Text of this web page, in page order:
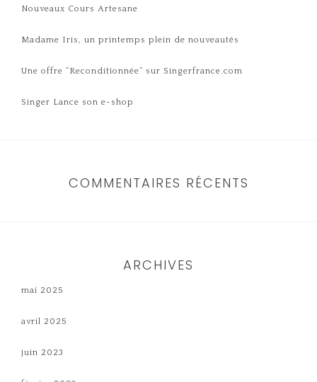
Nouveaux Cours Artesane
Madame Iris, un printemps plein de nouveautés
Une offre “Reconditionnée” sur Singerfrance.com
Singer Lance son e-shop
COMMENTAIRES RÉCENTS
ARCHIVES
mai 2025
avril 2025
juin 2023